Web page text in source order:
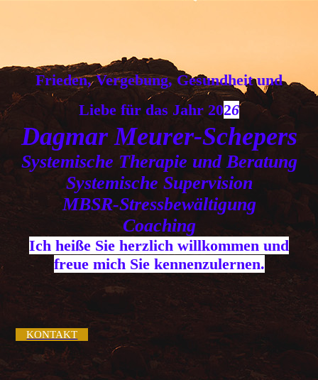
Frieden, Vergebung, Gesundheit und
Liebe für das Jahr 2026
Dagmar Meurer-Schepers
Systemische Therapie und Beratung
Systemische Supervision
MBSR-Stressbewältigung
Coaching
Ich heiße Sie herzlich willkommen und
freue mich Sie kennenzulernen.
KONTAKT